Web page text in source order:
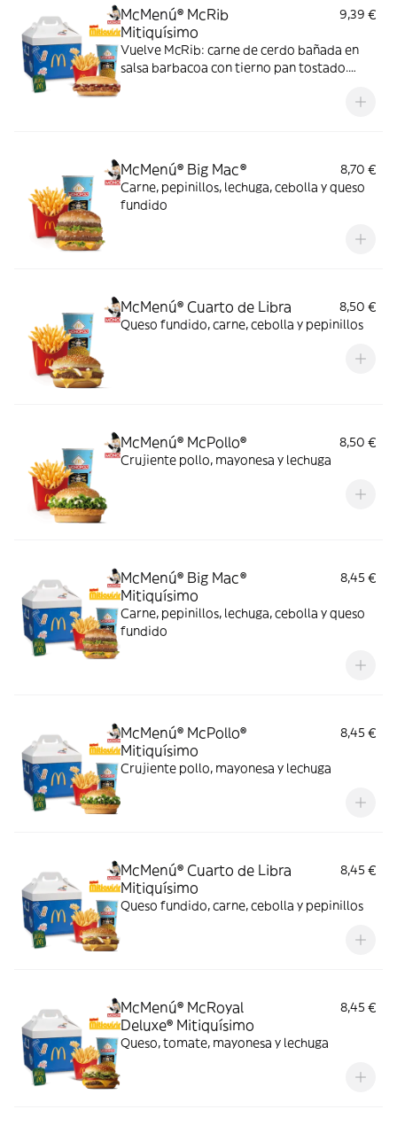
McMenú® McRib
Mitiquísimo
9,39 €
Vuelve McRib: carne de cerdo bañada en
salsa barbacoa con tierno pan tostado.
McMenú® Big Mac®
8,70 €
Carne, pepinillos, lechuga, cebolla y queso
fundido
McMenú® Cuarto de Libra
8,50 €
Queso fundido, carne, cebolla y pepinillos
McMenú® McPollo®
8,50 €
Crujiente pollo, mayonesa y lechuga
McMenú® Big Mac®
Mitiquísimo
8,45 €
Carne, pepinillos, lechuga, cebolla y queso
fundido
McMenú® McPollo®
Mitiquísimo
8,45 €
Crujiente pollo, mayonesa y lechuga
McMenú® Cuarto de Libra
Mitiquísimo
8,45 €
Queso fundido, carne, cebolla y pepinillos
McMenú® McRoyal
Deluxe® Mitiquísimo
8,45 €
Queso, tomate, mayonesa y lechuga